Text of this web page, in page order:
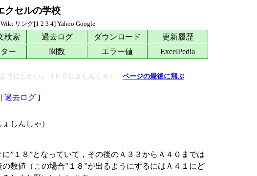
クセルの学校
リンク[1 2 3 4]Yahoo Google
検索 過去ログ ダウンロード
更新履歴
ー 関数 エラー値 ExcelPedia
ようにしたい』（ＰＣしょしんしゃ）ページの最後に飛ぶ
|過去ログ ]
しんしゃ）
”１８”となっていて，その後のＡ３３からＡ４０までは
数値（この場合”１８”が出るようにするにはＡ４１にど